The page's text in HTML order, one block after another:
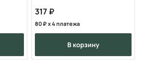
317
80 x 4 платежа
в корзину